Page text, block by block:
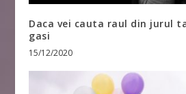
Daca vei cauta raul din jurul
gasi
15/12/2020